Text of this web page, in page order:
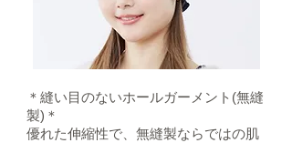
＊縫い目のないホールガーメント(無縫
製)＊
優れた伸縮性で、無縫製ならではの肌